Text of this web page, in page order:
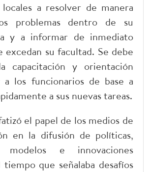
locales a resolver de manera
problemas dentro de su
y a informar de inmediato
excedan su facultad. Se debe
capacitación y orientación
a los funcionarios de base a
a sus nuevas tareas.
el papel de los medios de
en la difusión de políticas,
modelos e innovaciones
que señalaba desafíos